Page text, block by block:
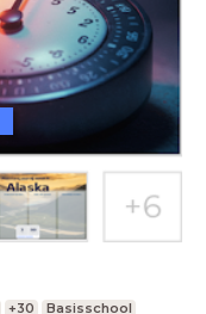
+30
Basisschool